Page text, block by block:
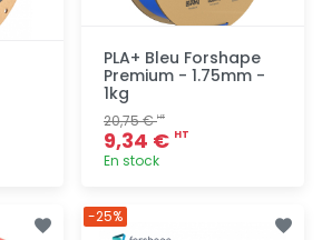
PLA+ Bleu Forshape
Premium - 1.75mm -
1kg
20,75 €HT
9,34 € HT
En stock
-25%